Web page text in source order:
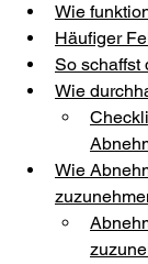
Wie
Häufiger
So schaffst
Wie
Wie